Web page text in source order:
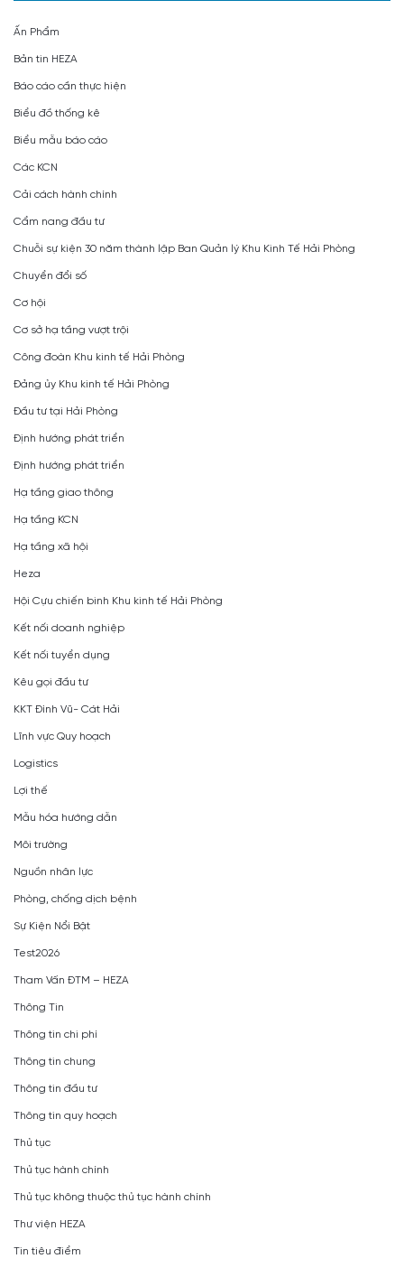
Ấn Phẩm
Bản tin HEZA
Báo cáo cần thực hiện
Biểu đồ thống kê
Biểu mẫu báo cáo
Các KCN
Cải cách hành chính
Cẩm nang đầu tư
Chuỗi sự kiện 30 năm thành lập Ban Quản lý Khu Kinh Tế Hải Phòng
Chuyển đổi số
Cơ hội
Cơ sở hạ tầng vượt trội
Công đoàn Khu kinh tế Hải Phòng
Đảng ủy Khu kinh tế Hải Phòng
Đầu tư tại Hải Phòng
Định hướng phát triển
Định hướng phát triển
Hạ tầng giao thông
Hạ tầng KCN
Hạ tầng xã hội
Heza
Hội Cựu chiến binh Khu kinh tế Hải Phòng
Kết nối doanh nghiệp
Kết nối tuyển dụng
Kêu gọi đầu tư
KKT Đình Vũ- Cát Hải
Lĩnh vực Quy hoạch
Logistics
Lợi thế
Mẫu hóa hướng dẫn
Môi trường
Nguồn nhân lực
Phòng, chống dịch bệnh
Sự Kiện Nổi Bật
Test2026
Tham Vấn ĐTM – HEZA
Thông Tin
Thông tin chi phí
Thông tin chung
Thông tin đầu tư
Thông tin quy hoạch
Thủ tục
Thủ tục hành chính
Thủ tục không thuộc thủ tục hành chính
Thư viện HEZA
Tin tiêu điểm